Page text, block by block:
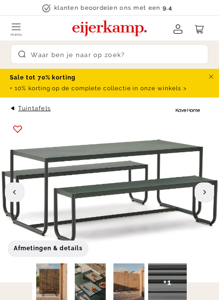
Skip to contentklanten beoordelen ons met een9.4
Submit search
menu
Sale tot 70% korting
+ 10% korting op de complete collectie in onze winkels >
Tuintafels
Afmetingen & details
+1